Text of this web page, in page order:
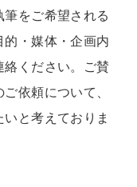
をご希望される
・媒体・企画内
ください。ご賛
依頼について、
と考えておりま